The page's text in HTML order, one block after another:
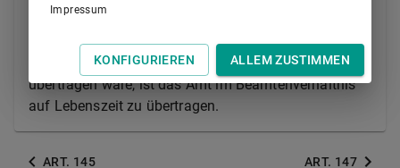
und denen das übertragene Amt nach Entfallen der
entsprechenden Vorschrift ab 1. Januar 2025
unmittelbar im Beamtenverhältnis auf Lebenszeit zu
übertragen wäre, ist das Amt im Beamtenverhältnis
auf Lebenszeit zu übertragen.
ART. 145 ART. 147
Impressum
KONFIGURIEREN ALLEM ZUSTIMMEN